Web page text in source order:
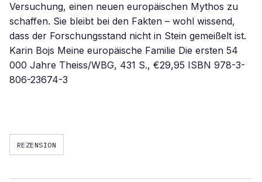
Versuchung, einen neuen europäischen Mythos zu
schaffen. Sie bleibt bei den Fakten – wohl wissend,
dass der Forschungsstand nicht in Stein gemeißelt ist.
Karin Bojs Meine europäische Familie Die ersten 54
000 Jahre Theiss/WBG, 431 S., €29,95 ISBN 978-3-
806-23674-3
REZENSION